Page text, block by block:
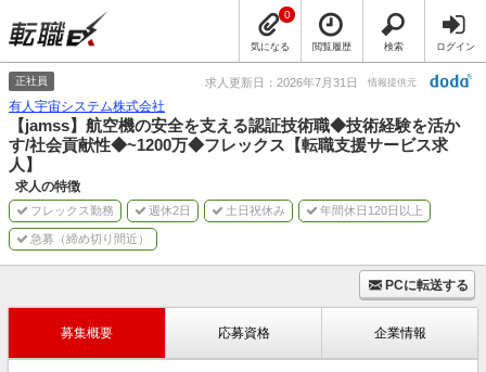
気になる
0
閲覧履歴 検索 ログイン
正社員 求人更新日：2026年7月31日 情報提供元
有人宇宙システム株式会社
【jamss】航空機の安全を支える認証技術職◆技術経験を活か
す/社会貢献性◆~1200万◆フレックス【転職支援サービス求
人】
求人の特徴
フレックス勤務 週休2日 土日祝休み 年間休日120日以上
急募（締め切り間近）
PCに転送する
募集概要 応募資格 企業情報